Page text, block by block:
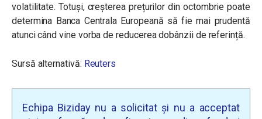
volatilitate. Totuși, creșterea prețurilor din octombrie poate
determina Banca Centrala Europeană să fie mai prudentă
atunci când vine vorba de reducerea dobânzii de referință.
Sursă alternativă: Reuters
Echipa Biziday nu a solicitat și nu a acceptat